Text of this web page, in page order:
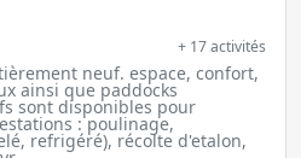
+ 17 activités
neuf. espace, confort,
ainsi que paddocks
sont disponibles pour
: poulinage,
refrigéré), récolte d'etalon,